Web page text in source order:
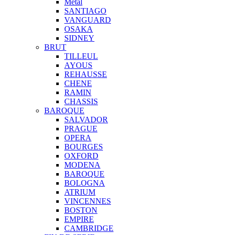
Metal
SANTIAGO
VANGUARD
OSAKA
SIDNEY
BRUT
TILLEUL
AYOUS
REHAUSSE
CHENE
RAMIN
CHASSIS
BAROQUE
SALVADOR
PRAGUE
OPERA
BOURGES
OXFORD
MODENA
BAROQUE
BOLOGNA
ATRIUM
VINCENNES
BOSTON
EMPIRE
CAMBRIDGE